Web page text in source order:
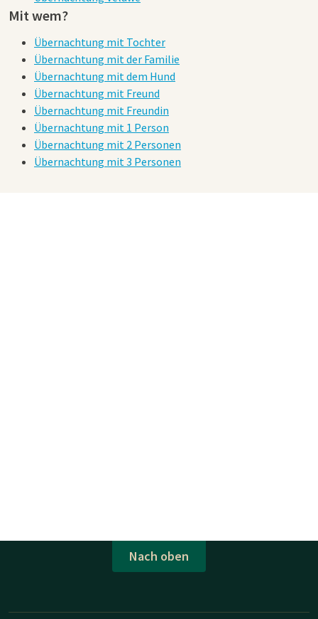
Mit wem?
Übernachtung mit Tochter
Übernachtung mit der Familie
Übernachtung mit dem Hund
Übernachtung mit Freund
Übernachtung mit Freundin
Übernachtung mit 1 Person
Übernachtung mit 2 Personen
Übernachtung mit 3 Personen
Nach oben